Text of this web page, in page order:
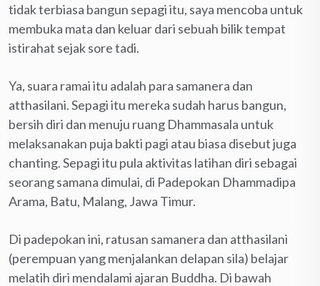
tidak terbiasa bangun sepagi itu, saya mencoba untuk
membuka mata dan keluar dari sebuah bilik tempat
istirahat sejak sore tadi.
Ya, suara ramai itu adalah para samanera dan
atthasilani. Sepagi itu mereka sudah harus bangun,
bersih diri dan menuju ruang Dhammasala untuk
melaksanakan puja bakti pagi atau biasa disebut juga
chanting. Sepagi itu pula aktivitas latihan diri sebagai
seorang samana dimulai, di Padepokan Dhammadipa
Arama, Batu, Malang, Jawa Timur.
Di padepokan ini, ratusan samanera dan atthasilani
(perempuan yang menjalankan delapan sila) belajar
melatih diri mendalami ajaran Buddha. Di bawah